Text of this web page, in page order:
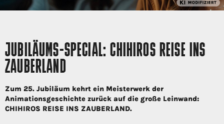
JUBILÄUMS-SPECIAL: CHIHIROS REISE INS
ZAUBERLAND
Zum 25. Jubiläum kehrt ein Meisterwerk der
Animationsgeschichte zurück auf die große Leinwand:
CHIHIROS REISE INS ZAUBERLAND.